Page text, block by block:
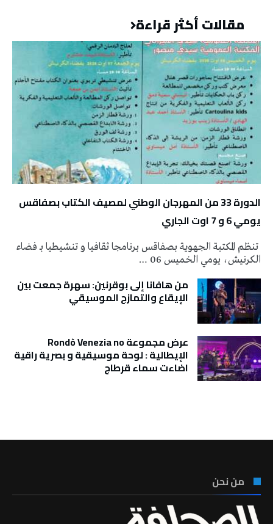
مقالات أكثر قراءة
الدورة 33 من المهرجان الوطني لمصيف الكتاب بصفاقس
يومي 6 و 7 اوت الجاري
تنظم المكتبة الجهوية بصفاقس برنامجا ثقافيا و تنشيطيا بـ فضاء
الكرنيش، يومي الخميس 06 …
من هافانا إلى بوقرنين: سهرة جمعت بين
الإيقاع والتمازج الموسيقي
عرض مجموعة Rondò Venezia no
الإيطالية : لوحة موسيقية و بصرية راقية
اضاءت سماء قرطاج
من نحن